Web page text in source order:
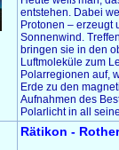
entstehen. Dabei
Protonen – erzeugt
Sonnenwind.
bringen sie in den
Luftmoleküle zum
Polarregionen auf,
Erde zu den
Aufnahmen des
Polarlicht in all
Rätikon -